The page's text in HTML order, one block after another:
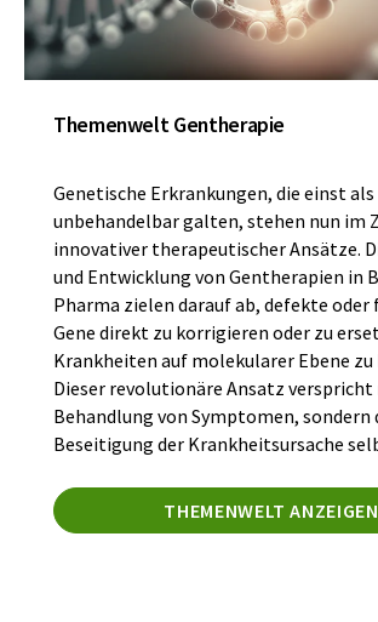
Themenwelt Gentherapie
Genetische Erkrankungen, die einst als
unbehandelbar galten, stehen nun im
innovativer therapeutischer Ansätze.
und Entwicklung von Gentherapien in
Pharma zielen darauf ab, defekte oder
Gene direkt zu korrigieren oder zu
Krankheiten auf molekularer Ebene
Dieser revolutionäre Ansatz verspricht
Behandlung von Symptomen, sondern
Beseitigung der Krankheitsursache
THEMENWELT ANZEIGEN